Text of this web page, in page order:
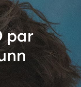
par